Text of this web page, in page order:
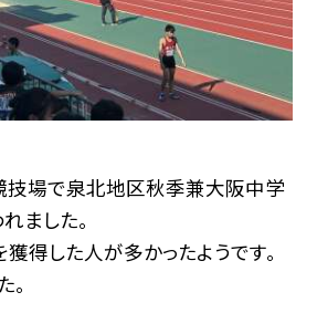
技場で泉北地区秋季兼大阪中学
ました。
得した人が多かったようです。